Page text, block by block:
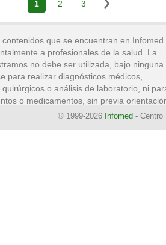
1 2 3
contenidos que se encuentran en Infomed
a profesionales de la salud. La
no debe ser utilizada, bajo ninguna
para realizar diagnósticos médicos,
o análisis de laboratorio, ni
o medicamentos, sin previa
© 1999-2026 Infomed - Centro